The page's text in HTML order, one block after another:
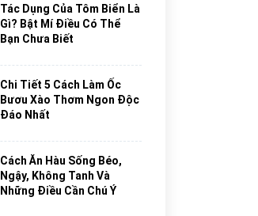
Tác Dụng Của Tôm Biển Là
Gì? Bật Mí Điều Có Thể
Bạn Chưa Biết
Chi Tiết 5 Cách Làm Ốc
Bươu Xào Thơm Ngon Độc
Đáo Nhất
Cách Ăn Hàu Sống Béo,
Ngậy, Không Tanh Và
Những Điều Cần Chú Ý